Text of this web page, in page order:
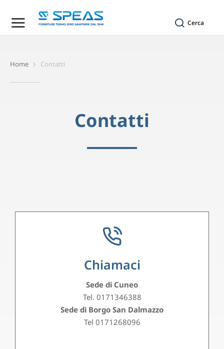
Cerca
Tu sei qui:
Home Contatti
Contatti
Chiamaci
Sede di Cuneo
Tel. 0171346388
Sede di Borgo San Dalmazzo
Tel 0171268096